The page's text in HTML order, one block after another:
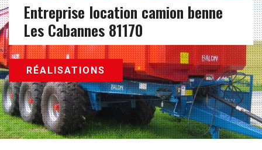
Entreprise location camion benne
Les Cabannes 81170
RÉALISATIONS